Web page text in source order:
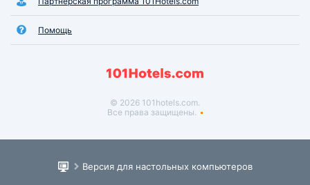
Помощь
© 2026 101hotels.com.
Все права защищены.
Версия для настольных компьютеров